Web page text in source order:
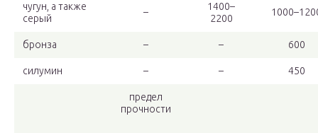
чугун, а также
серый
–
1400–
2200
бронза – – 600
силумин – – 450
предел
прочности